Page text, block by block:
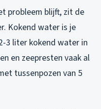
probleem blijft, zit de
Kokend water is je
3 liter kokend water in
en zeepresten vaak al
tussenpozen van 5